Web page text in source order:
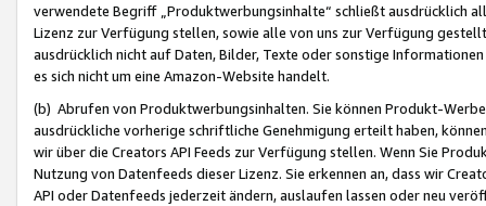
verwendete Begriff „Produktwerbungsinhalte“ schließt ausdrücklich
Lizenz zur Verfügung stellen, sowie alle von uns zur Verfügung
ausdrücklich nicht auf Daten, Bilder, Texte oder sonstige
es sich nicht um eine Amazon-Website handelt.
(b) Abrufen von Produktwerbungsinhalten. Sie können Produkt-
ausdrückliche vorherige schriftliche Genehmigung erteilt haben,
wir über die Creators API Feeds zur Verfügung stellen. Wenn Sie
Nutzung von Datenfeeds dieser Lizenz. Sie erkennen an, dass wir
API oder Datenfeeds jederzeit ändern, auslaufen lassen oder neu